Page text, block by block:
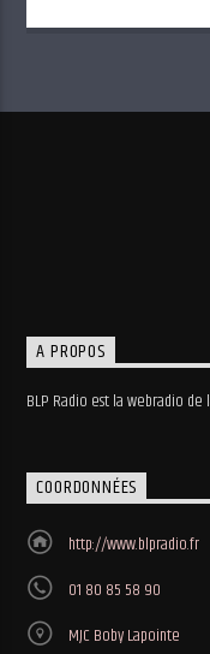
A PROPOS
BLP Radio est la webradio de
COORDONNÉES
http://www.blpradio.fr
01 80 85 58 90
MJC Boby Lapointe